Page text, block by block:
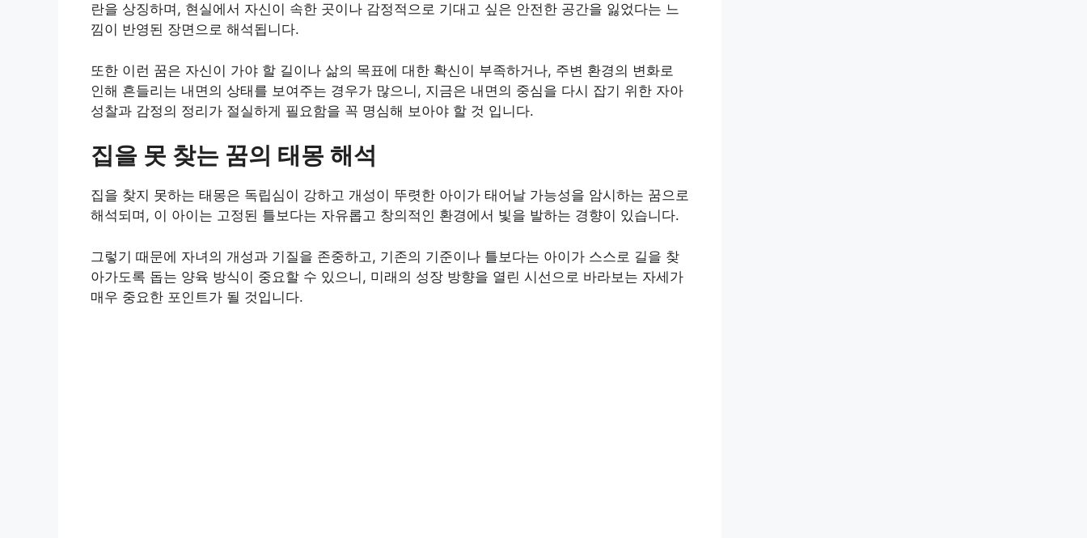
란을 상징하며, 현실에서 자신이 속한 곳이나 감정적으로 기대고 싶은 안전한 공간을 잃었다는 느
낌이 반영된 장면으로 해석됩니다.
또한 이런 꿈은 자신이 가야 할 길이나 삶의 목표에 대한 확신이 부족하거나, 주변 환경의 변화로
인해 흔들리는 내면의 상태를 보여주는 경우가 많으니, 지금은 내면의 중심을 다시 잡기 위한 자아
성찰과 감정의 정리가 절실하게 필요함을 꼭 명심해 보아야 할 것 입니다.
집을 못 찾는 꿈의 태몽 해석
집을 찾지 못하는 태몽은 독립심이 강하고 개성이 뚜렷한 아이가 태어날 가능성을 암시하는 꿈으로
해석되며, 이 아이는 고정된 틀보다는 자유롭고 창의적인 환경에서 빛을 발하는 경향이 있습니다.
그렇기 때문에 자녀의 개성과 기질을 존중하고, 기존의 기준이나 틀보다는 아이가 스스로 길을 찾
아가도록 돕는 양육 방식이 중요할 수 있으니, 미래의 성장 방향을 열린 시선으로 바라보는 자세가
매우 중요한 포인트가 될 것입니다.